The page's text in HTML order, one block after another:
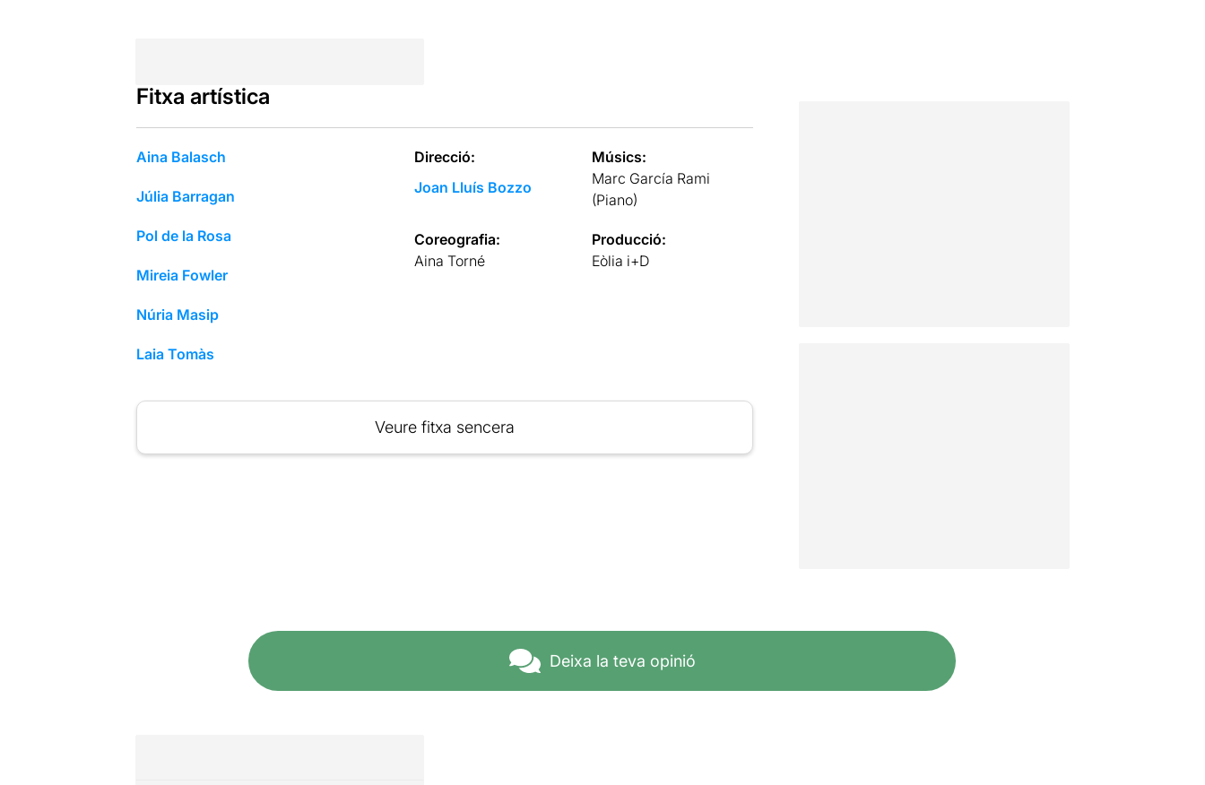
Fitxa artística
Aina Balasch
Júlia Barragan
Pol de la Rosa
Mireia Fowler
Núria Masip
Laia Tomàs
Direcció:
Joan Lluís Bozzo
Músics:
Marc García Rami
(Piano)
Coreografia:
Aina Torné
Producció:
Eòlia i+D
Veure fitxa sencera
Deixa la teva opinió